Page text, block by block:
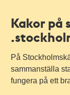
Kakor på
På
sammanställa
fungera på ett